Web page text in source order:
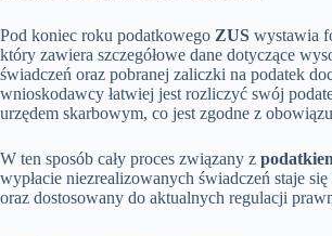
Pod koniec roku podatkowego ZUS wystawia
który zawiera szczegółowe dane dotyczące
świadczeń oraz pobranej zaliczki na podatek
wnioskodawcy łatwiej jest rozliczyć swój
urzędem skarbowym, co jest zgodne z
W ten sposób cały proces związany z
wypłacie niezrealizowanych świadczeń staje
oraz dostosowany do aktualnych regulacji